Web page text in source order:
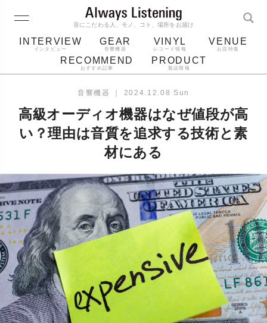
音にこだわる人、モノ、コト、場所をお届け
INTERVIEW
インタビュー
GEAR
音響機器
VINYL
レコード情報
VENUE
お店特集
RECOMMEND
おすすめ記事
PRODUCT
製品情報
bluetooth アルバム
レコード針
音響機器 ｜ 2024.12.08 Sun
高級オーディオ機器はなぜ値段が高
い？理由は音質を追求する技術と素
材にある